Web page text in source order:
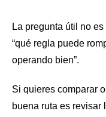
La pregunta útil no
“qué regla puede
operando bien”.
Si quieres comparar
buena ruta es revisar